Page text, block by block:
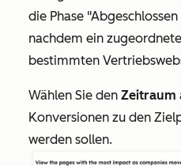
die Phase
nachdem ein
bestimmten
Wählen Sie den Zeitraum
Konversionen zu den
werden sollen.